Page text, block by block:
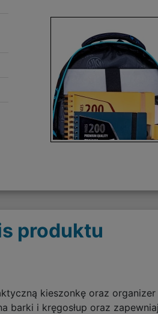
produktu
kieszonkę oraz
barki i kręgosłup oraz